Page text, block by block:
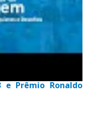
e Prêmio Ronaldo